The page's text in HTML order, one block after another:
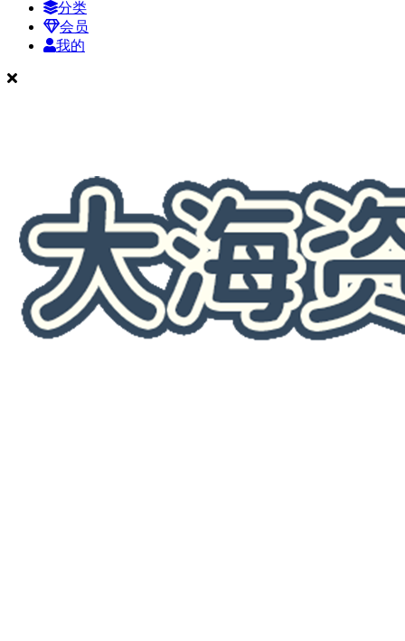
分类
会员
我的